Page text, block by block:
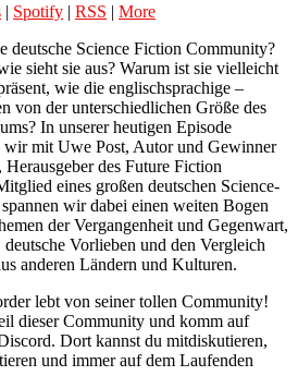
| Spotify | RSS | More
deutsche Science Fiction Community?
sieht sie aus? Warum ist sie vielleicht
wie die englischsprachige –
von der unterschiedlichen Größe des
In unserer heutigen Episode
wir mit Uwe Post, Autor und Gewinner
des Future Fiction
eines großen deutschen Science-
wir dabei einen weiten Bogen
der Vergangenheit und Gegenwart,
Vorlieben und den Vergleich
anderen Ländern und Kulturen.
lebt von seiner tollen Community!
dieser Community und komm auf
Dort kannst du mitdiskutieren,
und immer auf dem Laufenden